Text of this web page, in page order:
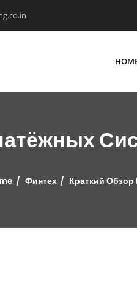
Финтех Краткий